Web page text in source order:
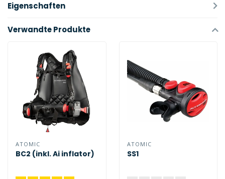
Eigenschaften
Verwandte Produkte
ATOMIC
BC2 (inkl. Ai inflator)
ATOMIC
SS1